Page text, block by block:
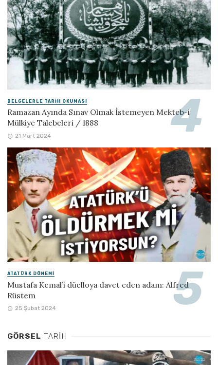
BELGELERLE TARIH OKUMASI
Ramazan Ayında Sınav Olmak İstemeyen Mekteb-i
Mülkiye Talebeleri / 1888
21 Mart 2024
ATATÜRK DÖNEMI
Mustafa Kemal’i düelloya davet eden adam: Alfred
Rüstem
25 Şubat 2024
GÖRSEL TARIH